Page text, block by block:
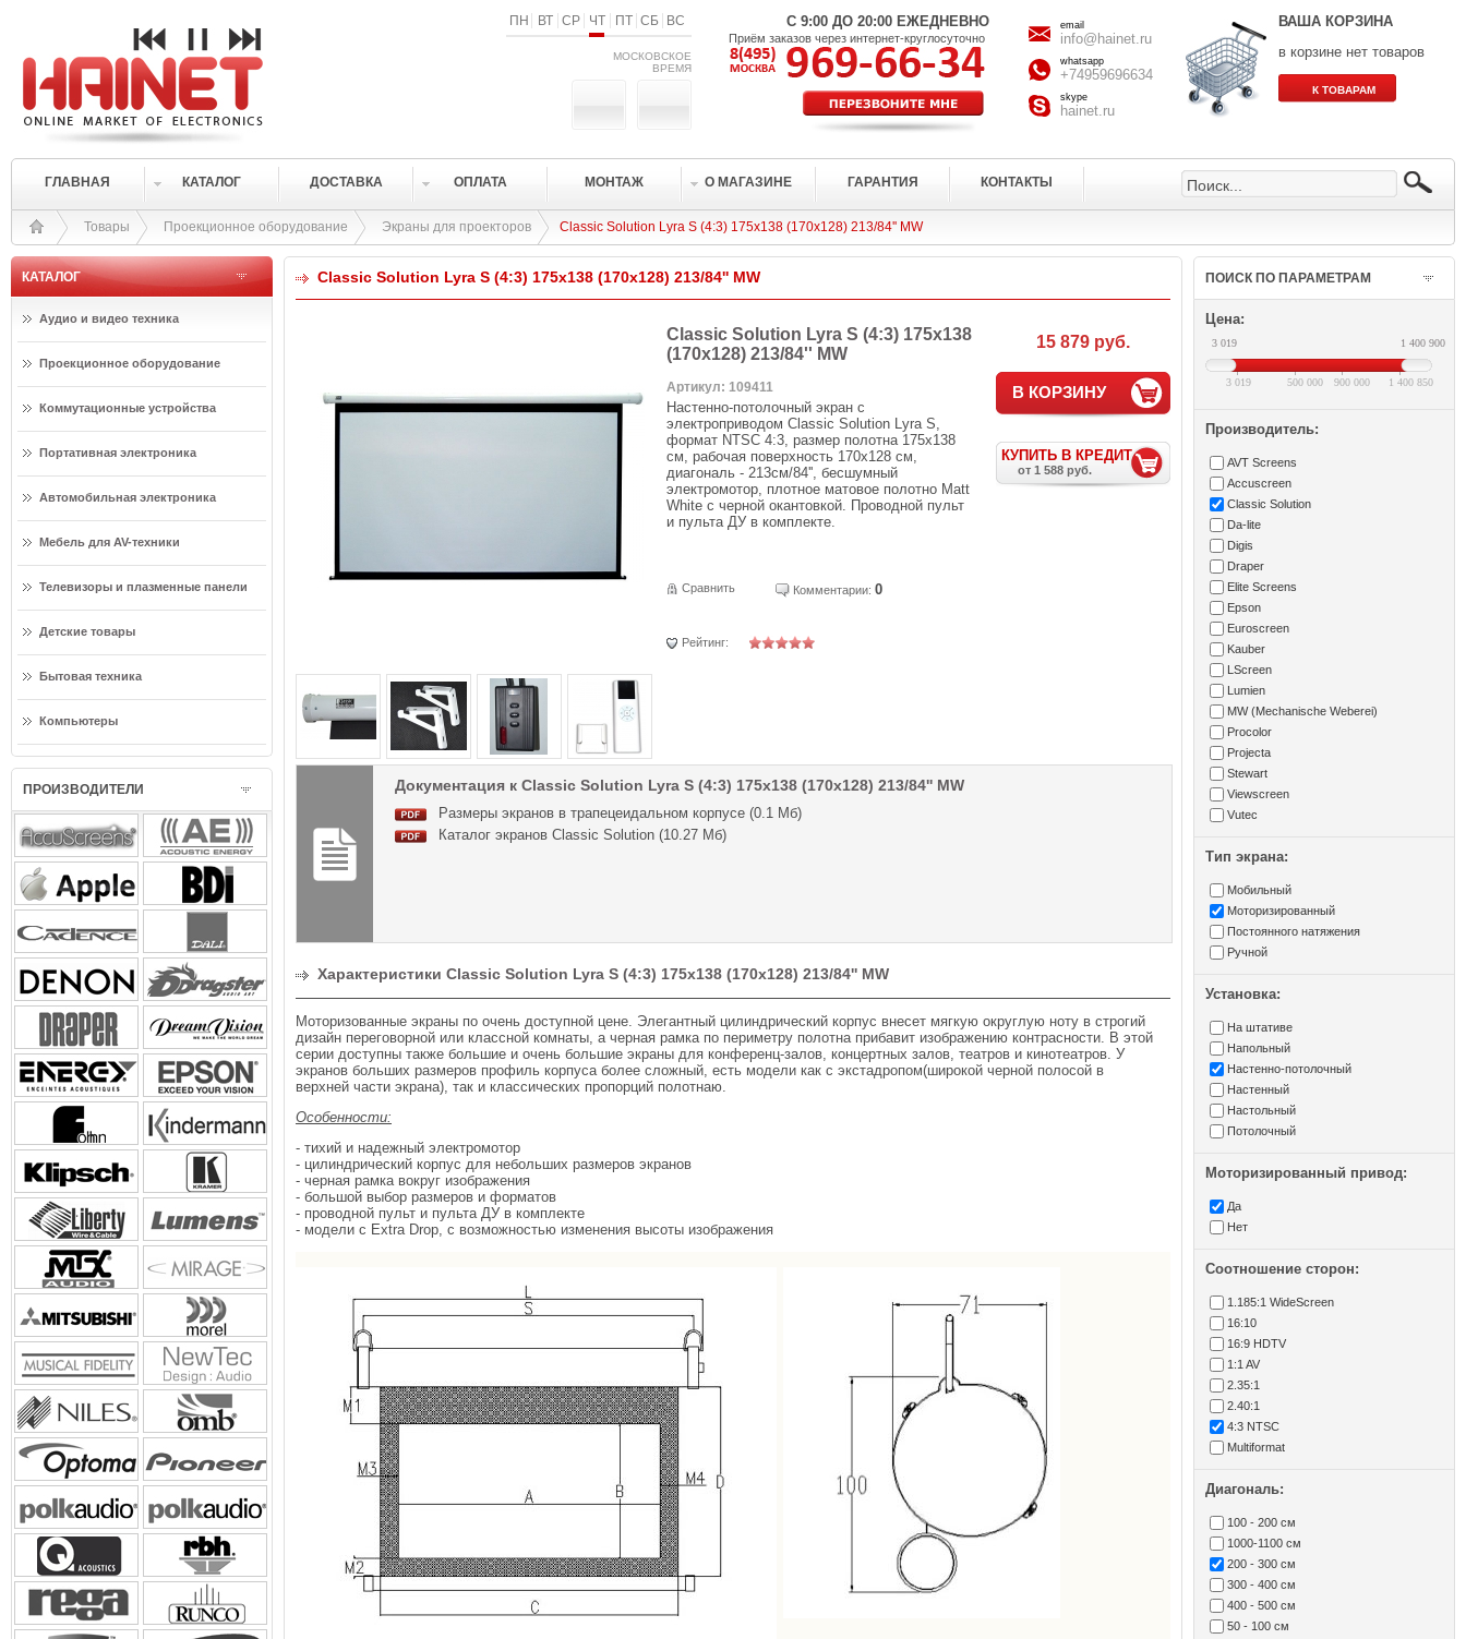
ПН ВТ СР ЧТ ПТ СБ ВС
МОСКОВСКОЕ
ВРЕМЯ
С 9:00 ДО 20:00 ЕЖЕДНЕВНО
Приём заказов через интернет-круглосуточно
email
info@hainet.ru
whatsapp
+74959696634
skype
hainet.ru
ВАША КОРЗИНА
в корзине нет товаров
ГЛАВНАЯ КАТАЛОГ ДОСТАВКА ОПЛАТА МОНТАЖ О МАГАЗИНЕ ГАРАНТИЯ КОНТАКТЫ
Товары Проекционное оборудование Экраны для проекторов Classic Solution Lyra S (4:3) 175x138 (170х128) 213/84'' MW
КАТАЛОГ
Аудио и видео техника
Проекционное оборудование
Коммутационные устройства
Портативная электроника
Автомобильная электроника
Мебель для AV-техники
Телевизоры и плазменные панели
Детские товары
Бытовая техника
Компьютеры
ПРОИЗВОДИТЕЛИ
Classic Solution Lyra S (4:3) 175x138 (170х128) 213/84'' MW
Classic Solution Lyra S (4:3) 175x138
(170х128) 213/84'' MW
Артикул: 109411
Настенно-потолочный экран с
электроприводом Classic Solution Lyra S,
формат NTSC 4:3, размер полотна 175x138
см, рабочая поверхность 170х128 см,
диагональ - 213см/84'', бесшумный
электромотор, плотное матовое полотно Matt
White с черной окантовкой. Проводной пульт
и пульта ДУ в комплекте.
Сравнить Комментарии: 0
Рейтинг:
15 879 руб.
В КОРЗИНУ
КУПИТЬ В КРЕДИТ
от 1 588 руб.
Документация к Classic Solution Lyra S (4:3) 175x138 (170х128) 213/84'' MW
Размеры экранов в трапецеидальном корпусе (0.1 Мб)
Каталог экранов Classic Solution (10.27 Мб)
Характеристики Classic Solution Lyra S (4:3) 175x138 (170х128) 213/84'' MW
Моторизованные экраны по очень доступной цене. Элегантный цилиндрический корпус внесет мягкую округлую ноту в строгий
дизайн переговорной или классной комнаты, а черная рамка по периметру полотна прибавит изображению контрасности. В этой
серии доступны также большие и очень большие экраны для конференц-залов, концертных залов, театров и кинотеатров. У
экранов больших размеров профиль корпуса более сложный, есть модели как с экстадропом(широкой черной полосой в
верхней части экрана), так и классических пропорций полотнаю.
Особенности:
- тихий и надежный электромотор
- цилиндрический корпус для небольших размеров экранов
- черная рамка вокруг изображения
- большой выбор размеров и форматов
- проводной пульт и пульта ДУ в комплекте
- модели с Extra Drop, c возможностью изменения высоты изображения
ПОИСК ПО ПАРАМЕТРАМ
Цена:
3 019 1 400 900
3 019 1 400 850
500 000 900 000
Производитель:
AVT Screens
Accuscreen
Classic Solution
Da-lite
Digis
Draper
Elite Screens
Epson
Euroscreen
Kauber
LScreen
Lumien
MW (Mechanische Weberei)
Procolor
Projecta
Stewart
Viewscreen
Vutec
Тип экрана:
Мобильный
Моторизированный
Постоянного натяжения
Ручной
Установка:
На штативе
Напольный
Настенно-потолочный
Настенный
Настольный
Потолочный
Моторизированный привод:
Да
Нет
Соотношение сторон:
1.185:1 WideScreen
16:10
16:9 HDTV
1:1 AV
2.35:1
2.40:1
4:3 NTSC
Multiformat
Диагональ:
100 - 200 см
1000-1100 см
200 - 300 см
300 - 400 см
400 - 500 см
50 - 100 см